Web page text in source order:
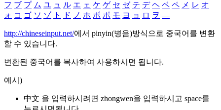
フ ブ プ ム ユ ュ ル エ ェ ケ ゲ セ ゼ テ デ ヘ ベ ペ メ レ オ
ォ コ ゴ ソ ゾ ト ド ノ ホ ボ ポ モ ヨ ョ ロ ヲ ―
http://chineseinput.net/에서 pinyin(병음)방식으로 중국어를 변환
할 수 있습니다.
변환된 중국어를 복사하여 사용하시면 됩니다.
예시)
中文 을 입력하시려면 zhongwen을 입력하시고 space를